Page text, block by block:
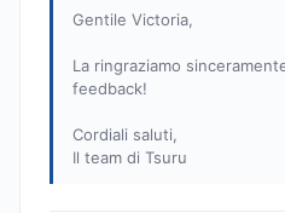
Gentile Victoria,
La ringraziamo
feedback!
Cordiali saluti,
Il team di Tsuru